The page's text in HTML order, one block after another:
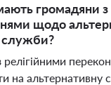
громадяни з
щодо
служби?
релігійними
на альтернативну